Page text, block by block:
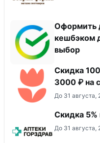
Оформить
кешбэком
выбор
Скидка
3000 ₽ на
До 31 августа,
Скидка 5%
До 31 августа,